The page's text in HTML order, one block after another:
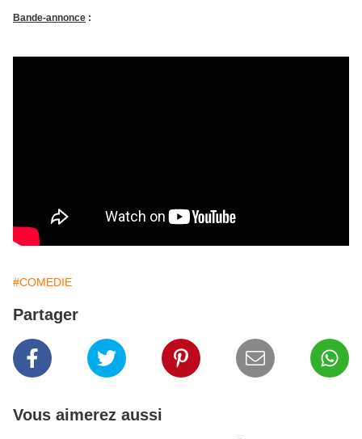
Bande-annonce :
#COMEDIE
Partager
Vous aimerez aussi